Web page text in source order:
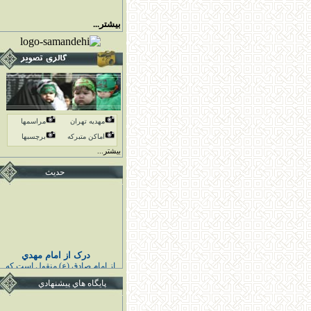
بیشتر...
مهدیه تهران
مراسمها
اماكن متبركه
برچسبها
بیشتر...
حدیث
درک از امام مهدي
از امام صادق (ع) منقول است كه
خوشا به حال كسى كه قائم اهل
بيت مرا درك كند و به او اقتدا كند
پايگاه هاي پيشنهادي